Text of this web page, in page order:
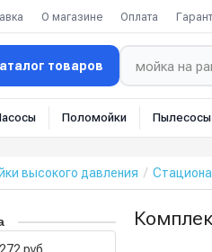
О магазине Оплата
товаров
Поломойки Пылесосы
высокого давления